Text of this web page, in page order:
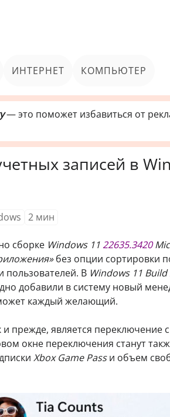
ИНТЕРНЕТ КОМПЬЮТЕР
— это поможет избавиться от
записей в
2 мин
сборке Windows 11 22635.3420
без опции сортировки
пользователей. В Windows 11 Build
добавили в систему новый
каждый желающий.
прежде, является переключение
окне переключения станут
Xbox Game Passи объем